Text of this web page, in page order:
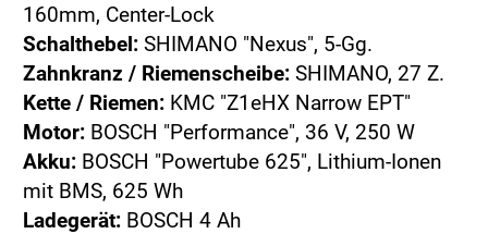
160mm, Center-Lock
Schalthebel: SHIMANO "Nexus", 5-Gg.
Zahnkranz / Riemenscheibe: SHIMANO, 27 Z.
Kette / Riemen: KMC "Z1eHX Narrow EPT"
Motor: BOSCH "Performance", 36 V, 250 W
Akku: BOSCH "Powertube 625", Lithium-Ionen
mit BMS, 625 Wh
Ladegerät: BOSCH 4 Ah